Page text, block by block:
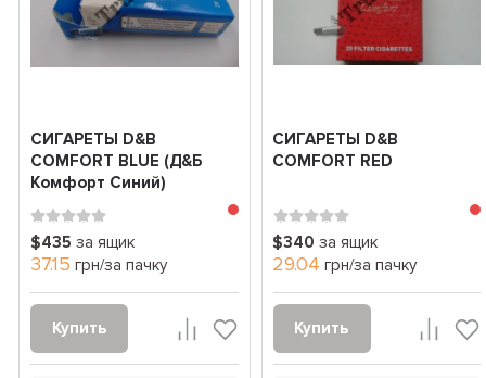
СИГАРЕТЫ D&B
COMFORT BLUE (Д&Б
Комфорт Синий)
$435 за ящик
37.15 грн/за пачку
Купить
СИГАРЕТЫ D&B
COMFORT RED
$340 за ящик
29.04 грн/за пачку
Купить